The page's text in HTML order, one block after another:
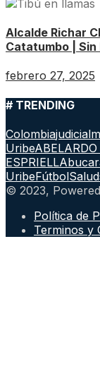
Alcalde Richar
Catatumbo | Sin
febrero 27, 2025
# TRENDING
Colombiajudicial
Uribe
ESPRIELLA
UribeFútbolSalud
© 2023,
Política de
Terminos y